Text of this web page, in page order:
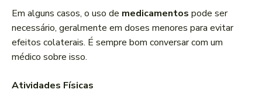
Em alguns casos, o uso de medicamentos pode ser
necessário, geralmente em doses menores para evitar
efeitos colaterais. É sempre bom conversar com um
médico sobre isso.
Atividades Físicas